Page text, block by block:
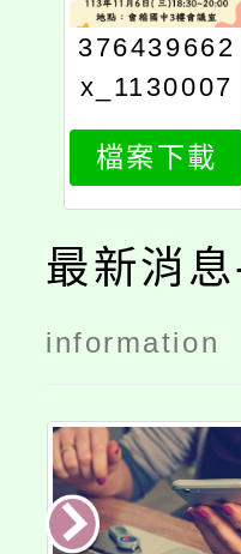
376439662
x_1130007
718_attach
1
檔案下載
最新消
information